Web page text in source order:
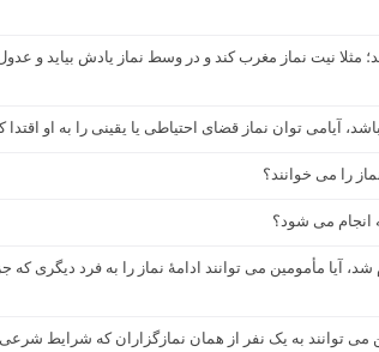
مثلا نیت نماز مغرب کند و در وسط نماز یادش بیاید و
آیامی توان نماز قضای احتیاطی یا یقینی را به او اقتدا
را می خوانند؟
می شود؟
آیا مأمومین می توانند ادامۀ نماز را به فرد دیگری که
می توانند به یک نفر از همان نمازگزاران که شرایط